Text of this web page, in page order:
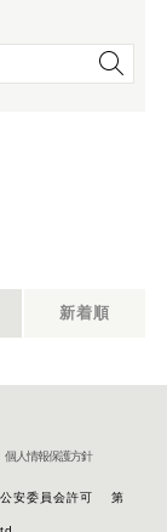
新着順
個人情報保護方針
公安委員会許可 第